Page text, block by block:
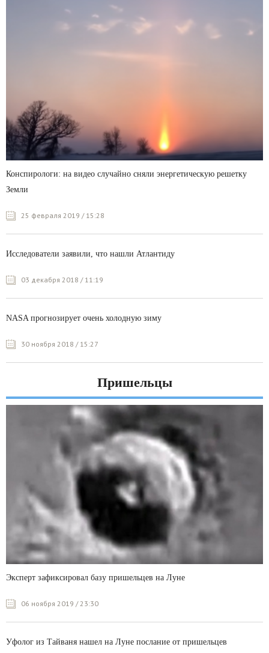
Конспирологи: на видео случайно сняли энергетическую решетку
Земли
25 февраля 2019 / 15:28
Исследователи заявили, что нашли Атлантиду
03 декабря 2018 / 11:19
NASA прогнозирует очень холодную зиму
30 ноября 2018 / 15:27
Пришельцы
Эксперт зафиксировал базу пришельцев на Луне
06 ноября 2019 / 23:30
Уфолог из Тайваня нашел на Луне послание от пришельцев